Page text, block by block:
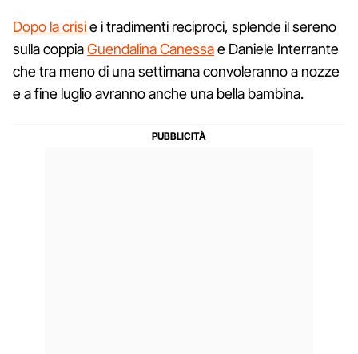
Dopo la crisie i tradimenti reciproci, splende il sereno
sulla coppiaGuendalina Canessae Daniele Interrante
che tra meno di una settimana convoleranno a nozze
e a fine luglio avranno anche una bella bambina.